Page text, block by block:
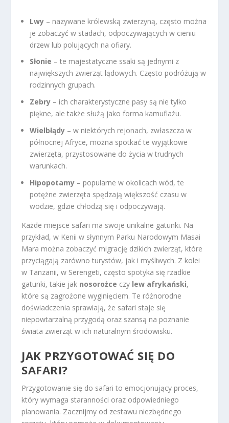
Lwy – nazywane królewską zwierzyną, często można
je zobaczyć w stadach, odpoczywających w cieniu
drzew lub polujących na ofiary.
Słonie – te majestatyczne ssaki są jednymi z
największych zwierząt lądowych. Często podróżują w
rodzinnych grupach.
Zebry – ich charakterystyczne pasy są nie tylko
piękne, ale także służą jako forma kamuflażu.
Wielbłądy – w niektórych rejonach, zwłaszcza w
północnej Afryce, można spotkać te wyjątkowe
zwierzęta, przystosowane do życia w trudnych
warunkach.
Hipopotamy – popularne w okolicach wód, te
potężne zwierzęta spędzają większość czasu w
wodzie, gdzie chłodzą się i odpoczywają.
Każde miejsce safari ma swoje unikalne gatunki. Na
przykład, w Kenii w słynnym Parku Narodowym Masai
Mara można zobaczyć migrację dzikich zwierząt, które
przyciągają zarówno turystów, jak i myśliwych. Z kolei
w Tanzanii, w Serengeti, często spotyka się rzadkie
gatunki, takie jak nosorożce czy lew afrykański,
które są zagrożone wyginięciem. Te różnorodne
doświadczenia sprawiają, że safari staje się
niepowtarzalną przygodą oraz szansą na poznanie
świata zwierząt w ich naturalnym środowisku.
JAK PRZYGOTOWAĆ SIĘ DO
SAFARI?
Przygotowanie się do safari to emocjonujący proces,
który wymaga staranności oraz odpowiedniego
planowania. Zacznijmy od zestawu niezbędnego